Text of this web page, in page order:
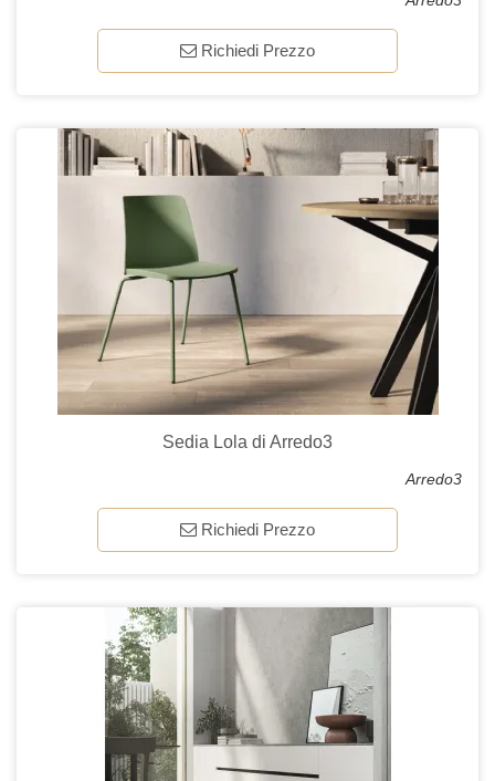
Richiedi Prezzo
Sedia Lola di Arredo3
Arredo3
Richiedi Prezzo